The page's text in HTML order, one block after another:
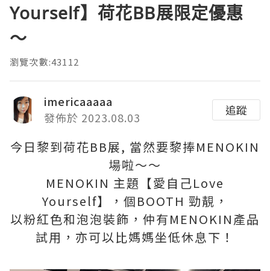
Yourself】荷花BB展限定優惠
～
瀏覽次數:43112
imericaaaaa
發佈於 2023.08.03
追蹤
今日黎到荷花BB展, 當然要黎捧MENOKIN
場啦～～
MENOKIN 主題【愛自己Love
Yourself】，個BOOTH 勁靚，
以粉紅色和泡泡裝飾，仲有MENOKIN產品
試用，亦可以比媽媽坐低休息下！